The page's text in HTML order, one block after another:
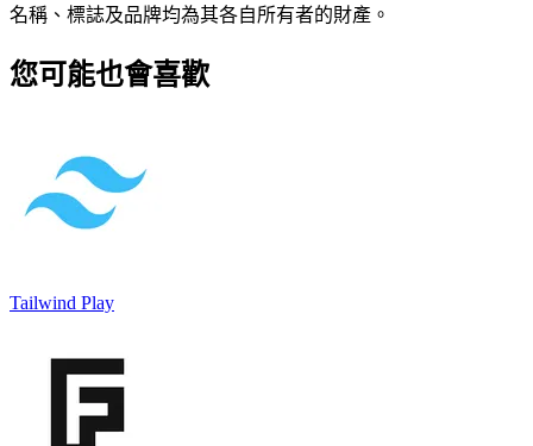
名稱、標誌及品牌均為其各自所有者的財產。
您可能也會喜歡
Tailwind Play